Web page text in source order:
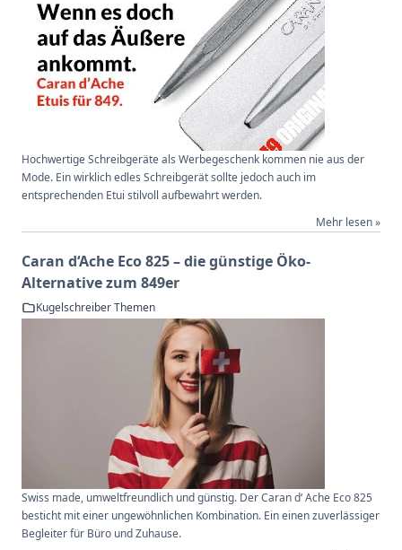
Hochwertige Schreibgeräte als Werbegeschenk kommen nie aus der
Mode. Ein wirklich edles Schreibgerät sollte jedoch auch im
entsprechenden Etui stilvoll aufbewahrt werden.
Mehr lesen »
Caran d‘Ache Eco 825 – die günstige Öko-
Alternative zum 849er
Kugelschreiber Themen
Swiss made, umweltfreundlich und günstig. Der Caran d‘ Ache Eco 825
besticht mit einer ungewöhnlichen Kombination. Ein einen zuverlässiger
Begleiter für Büro und Zuhause.